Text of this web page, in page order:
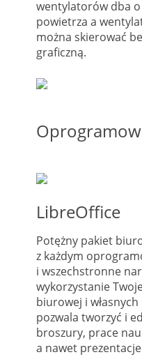
wentylatorów dba
powietrza a
można skierować
graficzną.
LibreOffice
Potężny pakiet
z każdym
i wszechstronne
wykorzystanie
biurowej i
pozwala tworzyć i
broszury, prace
a nawet